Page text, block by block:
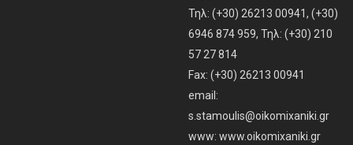
Τηλ: (+30) 26213 00941, (+30)
6946 874 959, Τηλ: (+30) 210
57 27 814
Fax: (+30) 26213 00941
email:
s.stamoulis@oikomixaniki.gr
www: www.oikomixaniki.gr